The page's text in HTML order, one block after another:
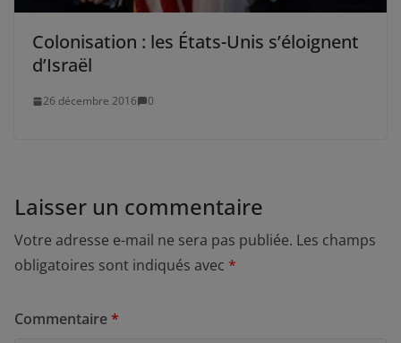
Colonisation : les États-Unis s’éloignent
d’Israël
26 décembre 2016 0
Laisser un commentaire
Votre adresse e-mail ne sera pas publiée. Les champs
obligatoires sont indiqués avec *
Commentaire*